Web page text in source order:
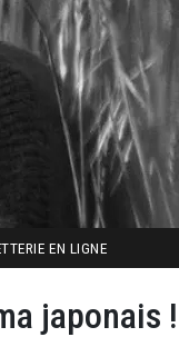
EN LIGNE
japonais !